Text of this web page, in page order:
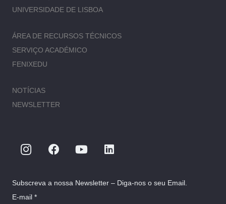
UNIVERSIDADE DE LISBOA
ÁREA DE RECURSOS TÉCNICOS
SERVIÇO ACADÉMICO
FENIXEDU
NOTÍCIAS
NEWSLETTER
Subscreva a nossa Newsletter – Diga-nos o seu Email.
E-mail *